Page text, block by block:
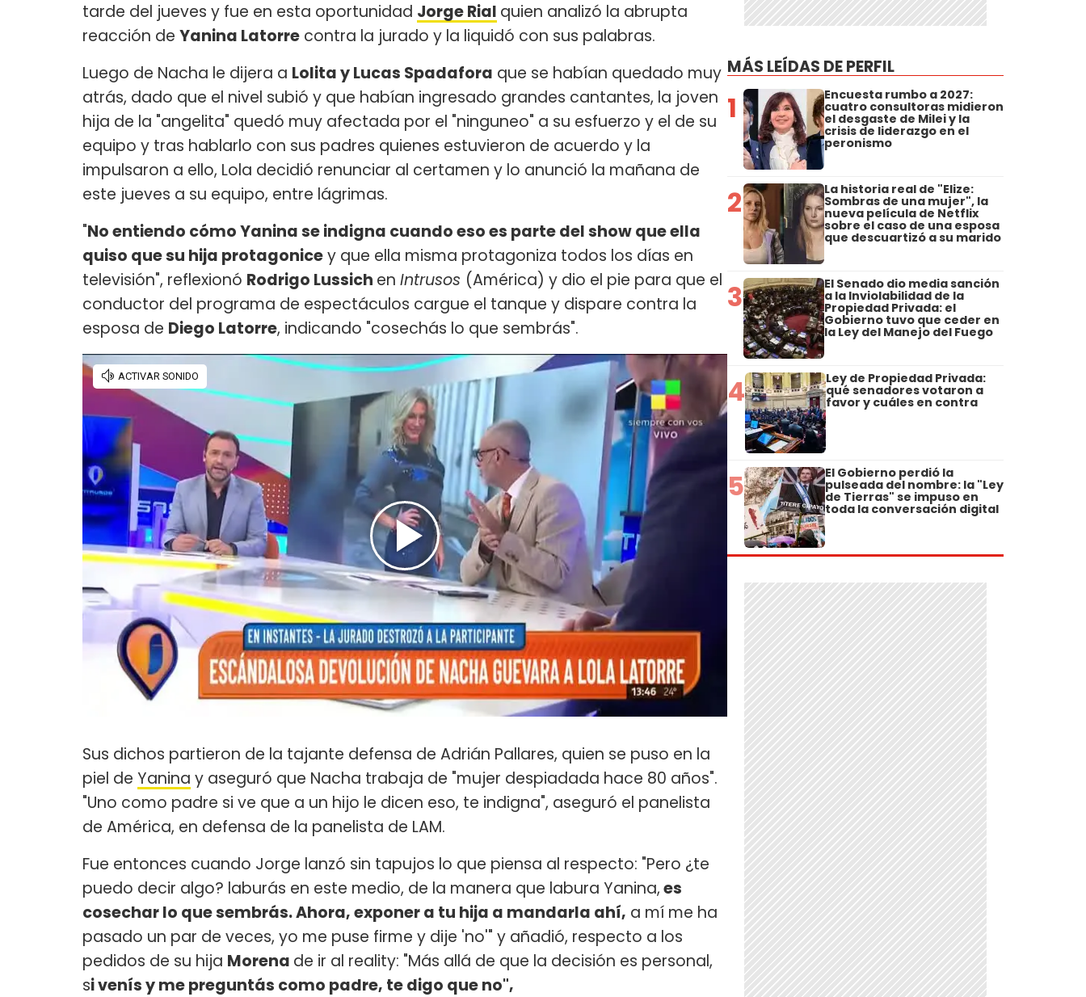
tarde del jueves y fue en esta oportunidad Jorge Rial quien analizó la abrupta
reacción de Yanina Latorre contra la jurado y la liquidó con sus palabras.
Luego de Nacha le dijera a Lolita y Lucas Spadafora que se habían quedado muy
atrás, dado que el nivel subió y que habían ingresado grandes cantantes, la joven
hija de la "angelita" quedó muy afectada por el "ninguneo" a su esfuerzo y el de su
equipo y tras hablarlo con sus padres quienes estuvieron de acuerdo y la
impulsaron a ello, Lola decidió renunciar al certamen y lo anunció la mañana de
este jueves a su equipo, entre lágrimas.
"No entiendo cómo Yanina se indigna cuando eso es parte del show que ella
quiso que su hija protagonicey que ella misma protagoniza todos los días en
televisión", reflexionó Rodrigo Lussich en Intrusos (América) y dio el pie para que el
conductor del programa de espectáculos cargue el tanque y dispare contra la
esposa de Diego Latorre, indicando "cosechás lo que sembrás".
Sus dichos partieron de la tajante defensa de Adrián Pallares, quien se puso en la
piel de Yanina y aseguró que Nacha trabaja de "mujer despiadada hace 80 años".
"Uno como padre si ve que a un hijo le dicen eso, te indigna", aseguró el panelista
de América, en defensa de la panelista de LAM.
Fue entonces cuando Jorge lanzó sin tapujos lo que piensa al respecto: "Pero ¿te
puedo decir algo? laburás en este medio, de la manera que labura Yanina,es
cosechar lo que sembrás. Ahora, exponer a tu hija a mandarla ahí, a mí me ha
pasado un par de veces, yo me puse firme y dije 'no'" y añadió, respecto a los
pedidos de su hija Morena de ir al reality: "Más allá de que la decisión es personal,
si venís y me preguntás como padre, te digo que no",
MÁS LEÍDAS DE PERFIL
1 Encuesta rumbo a 2027:
cuatro consultoras midieron
el desgaste de Milei y la
crisis de liderazgo en el
peronismo
2 La historia real de "Elize:
Sombras de una mujer", la
nueva película de Netflix
sobre el caso de una esposa
que descuartizó a su marido
3 El Senado dio media sanción
a la Inviolabilidad de la
Propiedad Privada: el
Gobierno tuvo que ceder en
la Ley del Manejo del Fuego
4 Ley de Propiedad Privada:
qué senadores votaron a
favor y cuáles en contra
5 El Gobierno perdió la
pulseada del nombre: la "Ley
de Tierras" se impuso en
toda la conversación digital